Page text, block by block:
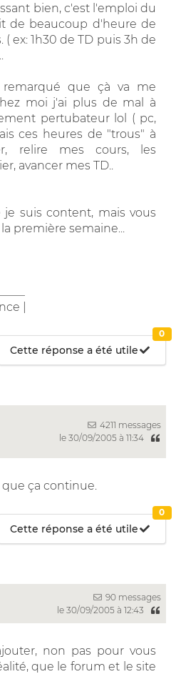
bien, c'est l'emploi du
de beaucoup d'heure de
ex: 1h30 de TD puis 3h de
remarqué que çà va me
moi j'ai plus de mal à
pertubateur lol ( pc,
ces heures de "trous" à
relire mes cours, les
avancer mes TD..
suis content, mais vous
première semaine...
|
Cette réponse a été utile
0
4211 messages
le 30/09/2005 à 11:34
ça continue.
Cette réponse a été utile
0
90 messages
le 30/09/2005 à 12:43
non pas pour vous
que le forum et le site